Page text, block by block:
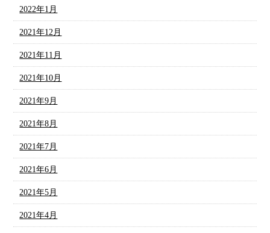
2022年1月
2021年12月
2021年11月
2021年10月
2021年9月
2021年8月
2021年7月
2021年6月
2021年5月
2021年4月